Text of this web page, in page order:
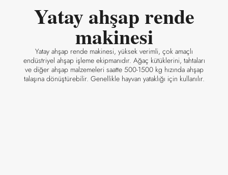
Yatay ahşap rende
makinesi
Yatay ahşap rende makinesi, yüksek verimli, çok amaçlı
endüstriyel ahşap işleme ekipmanıdır. Ağaç kütüklerini, tahtaları
ve diğer ahşap malzemeleri saatte 500-1500 kg hızında ahşap
talaşına dönüştürebilir. Genellikle hayvan yataklığı için kullanılır.